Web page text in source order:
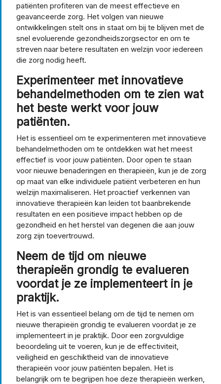
patiënten profiteren van de meest effectieve en
geavanceerde zorg. Het volgen van nieuwe
ontwikkelingen stelt ons in staat om bij te blijven met de
snel evoluerende gezondheidszorgsector en om te
streven naar betere resultaten en welzijn voor iedereen
die zorg nodig heeft.
Experimenteer met innovatieve
behandelmethoden om te zien wat
het beste werkt voor jouw
patiënten.
Het is essentieel om te experimenteren met innovatieve
behandelmethoden om te ontdekken wat het meest
effectief is voor jouw patiënten. Door open te staan
voor nieuwe benaderingen en therapieën, kun je de zorg
op maat van elke individuele patiënt verbeteren en hun
welzijn maximaliseren. Het proactief verkennen van
innovatieve therapieën kan leiden tot baanbrekende
resultaten en een positieve impact hebben op de
gezondheid en het herstel van degenen die aan jouw
zorg zijn toevertrouwd.
Neem de tijd om nieuwe
therapieën grondig te evalueren
voordat je ze implementeert in je
praktijk.
Het is van essentieel belang om de tijd te nemen om
nieuwe therapieën grondig te evalueren voordat je ze
implementeert in je praktijk. Door een zorgvuldige
beoordeling uit te voeren, kun je de effectiviteit,
veiligheid en geschiktheid van de innovatieve
therapieën voor jouw patiënten bepalen. Het is
belangrijk om te begrijpen hoe deze therapieën werken,